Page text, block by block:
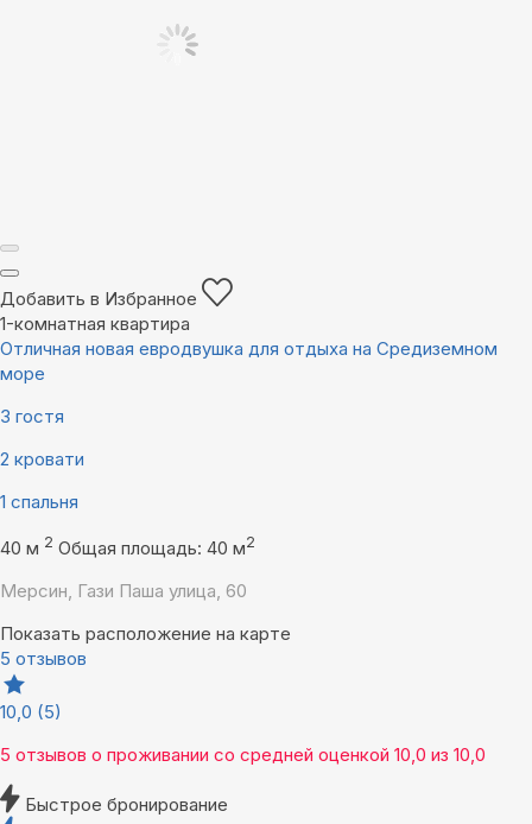
Добавить в Избранное
1-комнатная квартира
Отличная новая евродвушка для отдыха на Средиземном
море
3 гостя
2 кровати
1 спальня
40 м 2 Общая площадь: 40 м2
Мерсин, Гази Паша улица, 60
Показать расположение на карте
5 отзывов
10,0 (5)
5 отзывов о проживании со средней оценкой 10,0 из 10,0
Быстрое бронирование